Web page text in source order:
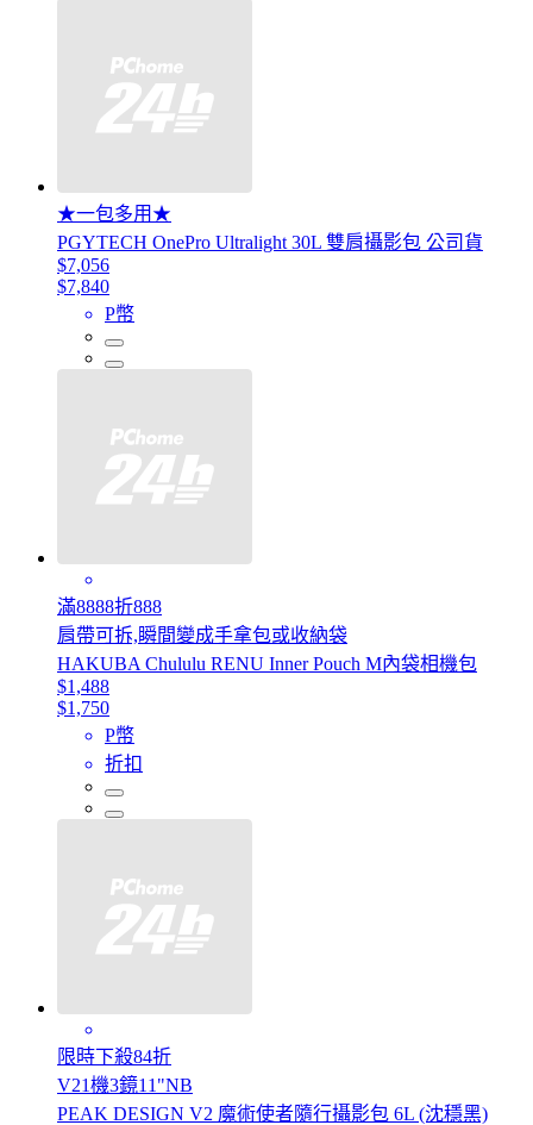
★一包多用★
PGYTECH OnePro Ultralight 30L 雙肩攝影包 公司貨
$7,056
$7,840
P幣
滿8888折888
肩帶可拆,瞬間變成手拿包或收納袋
HAKUBA Chululu RENU Inner Pouch M內袋相機包
$1,488
$1,750
P幣
折扣
限時下殺84折
V21機3鏡11"NB
PEAK DESIGN V2 魔術使者隨行攝影包 6L (沈穩黑)